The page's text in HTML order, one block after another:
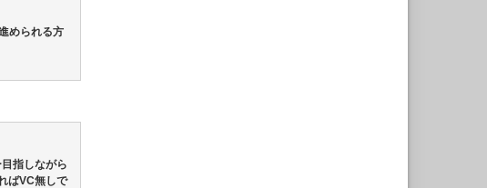
められる方
指しながら
ばVC無しで